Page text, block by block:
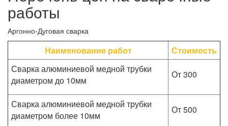
работы
Аргонно-Дуговая сварка
Наименование работ
Стоимость
Сварка алюминиевой медной трубки
диаметром до 10мм
От 300
Сварка алюминиевой медной трубки
диаметром более 10мм
От 500